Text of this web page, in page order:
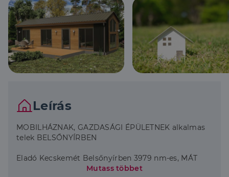
Leírás
MOBILHÁZNAK, GAZDASÁGI ÉPÜLETNEK alkalmas
telek BELSŐNYÍRBEN
Eladó Kecskemét Belsőnyírben 3979 nm-es, MÁT
besorolású terület amely megfelelő hobbikertnek,
Mutass többet